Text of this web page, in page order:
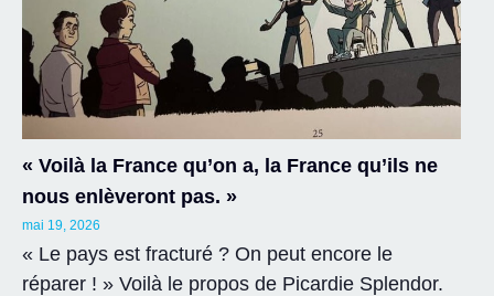
« Voilà la France qu’on a, la France qu’ils ne
nous enlèveront pas. »
mai 19, 2026
« Le pays est fracturé ? On peut encore le
réparer ! » Voilà le propos de Picardie Splendor.